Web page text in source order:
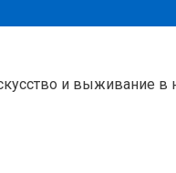
и выживание в